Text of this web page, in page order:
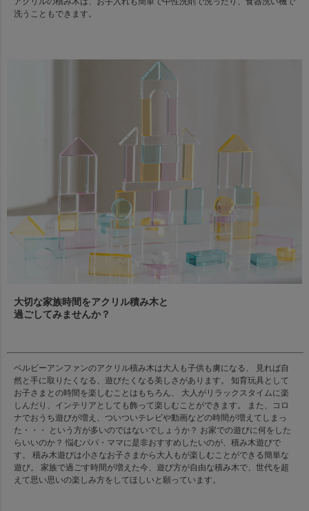
洗うこともできます。
大切な家族時間をアクリル積み木と
過ごしてみませんか？
ベルビーアンファンのアクリル積み木は大人も子供も虜になる、 見れば自
然と手に取りたくなる、遊びたくなる美しさがあります。 知育玩具として
お子さまとの時間を楽しむことはもちろん、 大人がリラックスタイムに楽
しんだり、インテリアとしても飾って楽しむことができます。 また、コロ
ナでおうち遊びが増え、ついついテレビや動画などの時間が増えてしまっ
た・・・ という方が多いのではないでしょうか？ お家での遊びに何をした
らいいのか？ 悩むパパ・ママに是非おすすめしたいのが、積み木遊びで
す。 積み木遊びは小さなお子さまから大人もが楽しむことができる簡単な
遊び。 家族で過ごす時間が増えた今、遊び方が自由な積み木で、世代を超
えて思い思いの楽しみ方をしてほしいと願っています。